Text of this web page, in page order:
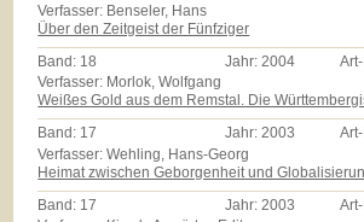
Verfasser: Benseler, Hans
Über den Zeitgeist der Fünfziger
Band: 18 Jahr:2004
Verfasser: Morlok, Wolfgang
Weißes Gold aus dem Remstal. Die
Band: 17 Jahr:2003
Verfasser: Wehling, Hans-Georg
Heimat zwischen Geborgenheit und
Band: 17 Jahr:2003